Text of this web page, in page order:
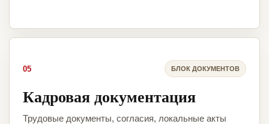
05 БЛОК ДОКУМЕНТОВ
Кадровая документация
Трудовые документы, согласия, локальные акты